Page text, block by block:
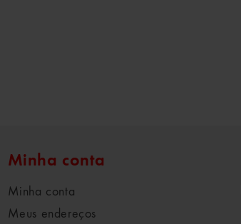
Minha conta
Minha conta
Meus endereços